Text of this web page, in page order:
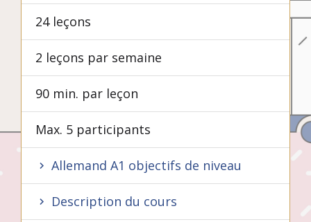
24 leçons
2 leçons par semaine
90 min. par leçon
Max. 5 participants
Allemand A1 objectifs de niveau
Description du cours